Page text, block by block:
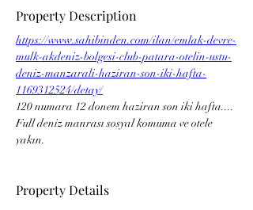
Property Description
https://www.sahibinden.com/ilan/emlak-devre-
mulk-akdeniz-bolgesi-club-patara-otelin-ustu-
deniz-manzarali-haziran-son-iki-hafta-
1169312524/detay/
120 numara 12 donem haziran son iki hafta....
Full deniz manrası sosyal komuma ve otele
yakın.
Property Details